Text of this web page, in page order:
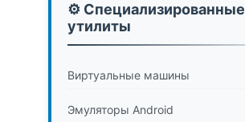
⚙️ Специализированные
утилиты
Виртуальные машины
Эмуляторы Android